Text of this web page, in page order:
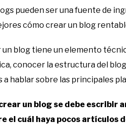
pueden ser una fuente de
cómo crear un blog
un blog tiene un elemento
conocer la estructura del
a hablar sobre las principales
un blog se debe escribir
el cuál haya pocos artículos